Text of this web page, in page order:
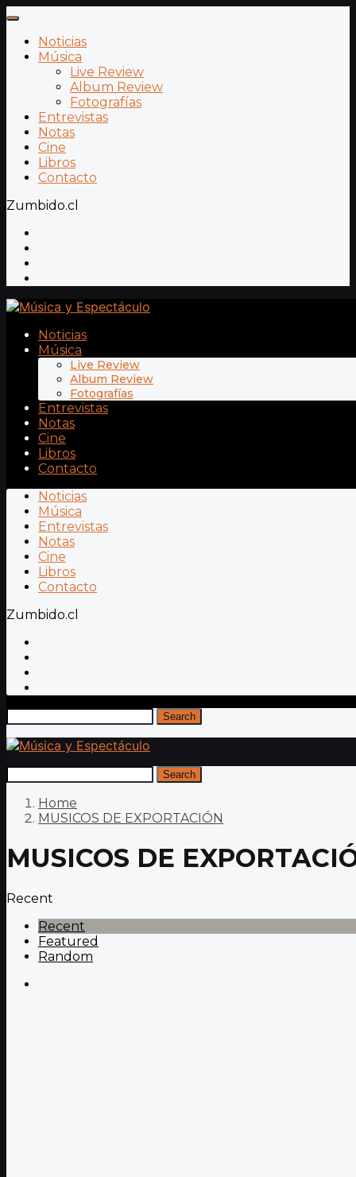
Noticias
Música
Live Review
Album Review
Fotografías
Entrevistas
Notas
Cine
Libros
Contacto
Zumbido.cl
Noticias
Música
Live Review
Album Review
Fotografías
Entrevistas
Notas
Cine
Libros
Contacto
Noticias
Música
Entrevistas
Notas
Cine
Libros
Contacto
Zumbido.cl
Search
Search
Home
MUSICOS DE EXPORTACIÓN
MUSICOS DE
Recent
Recent
Featured
Random